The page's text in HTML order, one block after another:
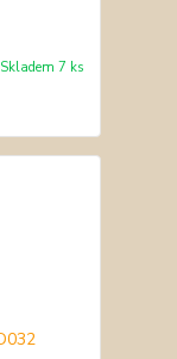
Skladem 7 ks